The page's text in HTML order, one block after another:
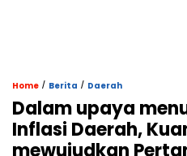
Home / Berita / Daerah
Dalam upaya
Inflasi Daerah,
mewujudkan